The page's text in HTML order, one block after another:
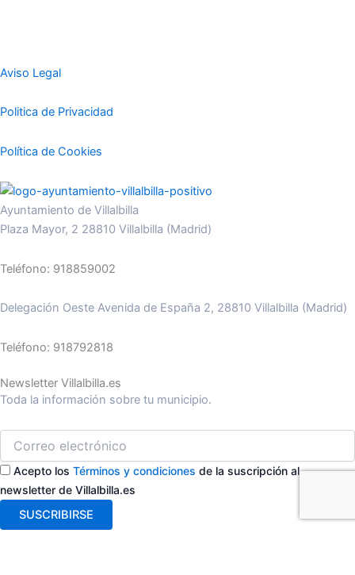
Aviso Legal
Politica de Privacidad
Política de Cookies
Ayuntamiento de Villalbilla
Plaza Mayor, 2 28810 Villalbilla (Madrid)
Teléfono: 918859002
Delegación Oeste Avenida de España 2, 28810 Villalbilla (Madrid)
Teléfono: 918792818
Newsletter Villalbilla.es
Toda la información sobre tu municipio.
Acepto los Términos y condiciones de la suscripción al
newsletter de Villalbilla.es
SUSCRIBIRSE